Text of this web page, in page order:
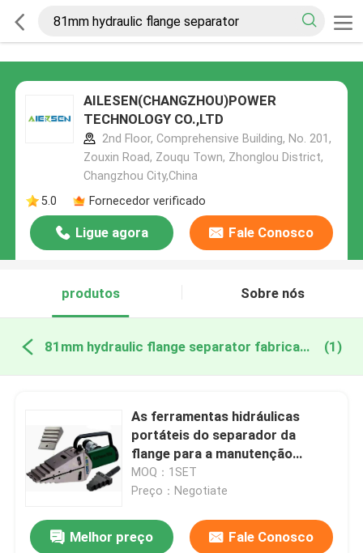
AILESEN(CHANGZHOU)POWER
TECHNOLOGY CO.,LTD
2nd Floor, Comprehensive Building, No. 201,
Zouxin Road, Zouqu Town, Zhonglou District,
Changzhou City,China
5.0
Fornecedor verificado
Ligue agora Fale Conosco
produtos Sobre nós
81mm hydraulic flange separator fabricação online (1)
As ferramentas hidráulicas
portáteis do separador da
flange para a manutenção
revisam testes e substituição da
válvula
MOQ：1SET
Preço：Negotiate
Melhor preço Fale Conosco